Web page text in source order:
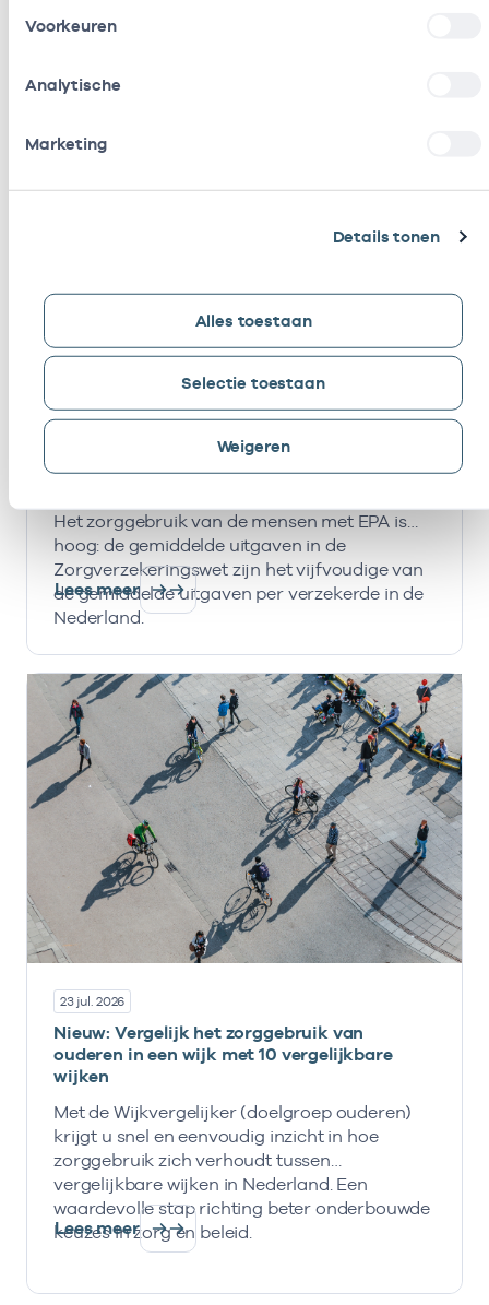
Voorkeuren
Analytische
Marketing
Details tonen
Alles toestaan
Selectie toestaan
Weigeren
Gerelateerde artikelen
Nieuw dashboard: zorggebruik ernstig
psychiatrische aandoeningen (EPA)
Nederland telt bijna 220.000 mensen met
Het zorggebruik van de mensen met EPA is
hoog: de gemiddelde uitgaven in de
Zorgverzekeringswet zijn het vijfvoudige van
de gemiddelde uitgaven per verzekerde in de
Nederland.
Lees meer
23 jul. 2026
Nieuw: Vergelijk het zorggebruik van
ouderen in een wijk met 10 vergelijkbare
wijken
Met de Wijkvergelijker (doelgroep ouderen)
krijgt u snel en eenvoudig inzicht in hoe
zorggebruik zich verhoudt tussen
vergelijkbare wijken in Nederland. Een
waardevolle stap richting beter onderbouwde
keuzes in zorg en beleid.
Lees meer